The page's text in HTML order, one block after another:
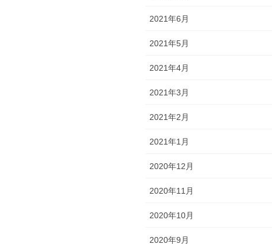
2021年6月
2021年5月
2021年4月
2021年3月
2021年2月
2021年1月
2020年12月
2020年11月
2020年10月
2020年9月